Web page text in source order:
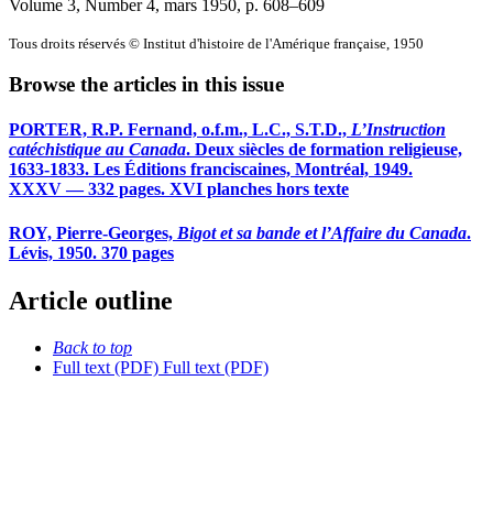
Volume 3, Number 4, mars 1950, p. 608–609
Tous droits réservés © Institut d'histoire de l'Amérique française, 1950
Browse the articles in this issue
PORTER, R.P. Fernand, o.f.m., L.C., S.T.D., L’Instruction
catéchistique au Canada. Deux siècles de formation religieuse,
1633-1833. Les Éditions franciscaines, Montréal, 1949.
XXXV — 332 pages. XVI planches hors texte
ROY, Pierre-Georges, Bigot et sa bande et l’Affaire du Canada.
Lévis, 1950. 370 pages
Article outline
Back to top
Full text (PDF) Full text (PDF)